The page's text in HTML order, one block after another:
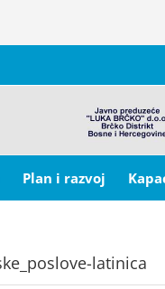
Plan i razvoj
latinica